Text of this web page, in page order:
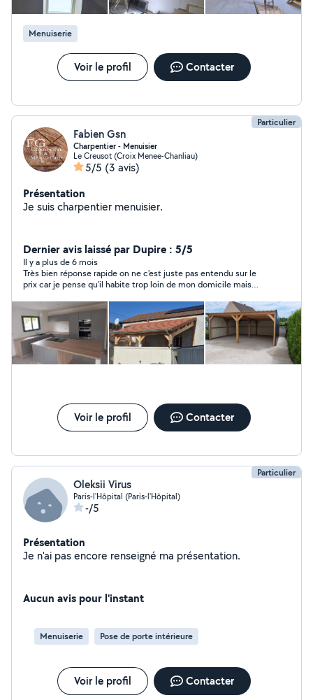
Menuiserie
Voir le profil Contacter
Particulier
Fabien Gsn
Charpentier - Menuisier
Le Creusot (Croix Menee-Chanliau)
5/5 (3 avis)
Présentation
Je suis charpentier menuisier.
Dernier avis laissé par Dupire : 5/5
Il y a plus de 6 mois
Très bien réponse rapide on ne c'est juste pas entendu sur le
prix car je pense qu'il habite trop loin de mon domicile mais
fois
Voir le profil Contacter
Particulier
Oleksii Virus
Paris-l'Hôpital (Paris-l'Hôpital)
-/5
Présentation
Je n'ai pas encore renseigné ma présentation.
Aucun avis pour l'instant
Menuiserie Pose de porte intérieure
Voir le profil Contacter